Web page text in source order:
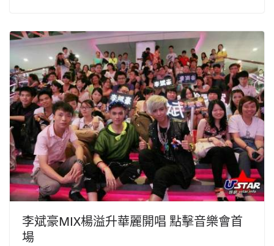
李斌豪MIX楊溢升華麗開唱 點擊音樂會首
場